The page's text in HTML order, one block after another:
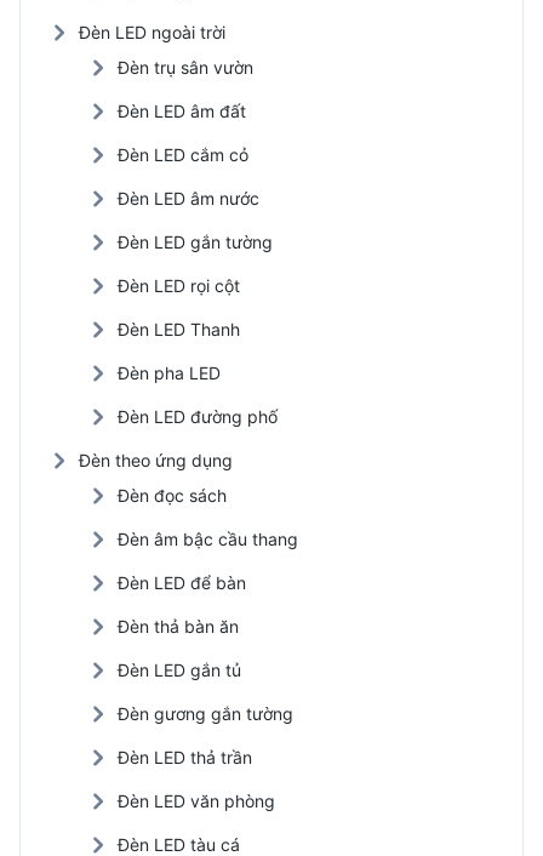
Đèn LED ngoài trời
Đèn trụ sân vườn
Đèn LED âm đất
Đèn LED cắm cỏ
Đèn LED âm nước
Đèn LED gắn tường
Đèn LED rọi cột
Đèn LED Thanh
Đèn pha LED
Đèn LED đường phố
Đèn theo ứng dụng
Đèn đọc sách
Đèn âm bậc cầu thang
Đèn LED để bàn
Đèn thả bàn ăn
Đèn LED gắn tủ
Đèn gương gắn tường
Đèn LED thả trần
Đèn LED văn phòng
Đèn LED tàu cá